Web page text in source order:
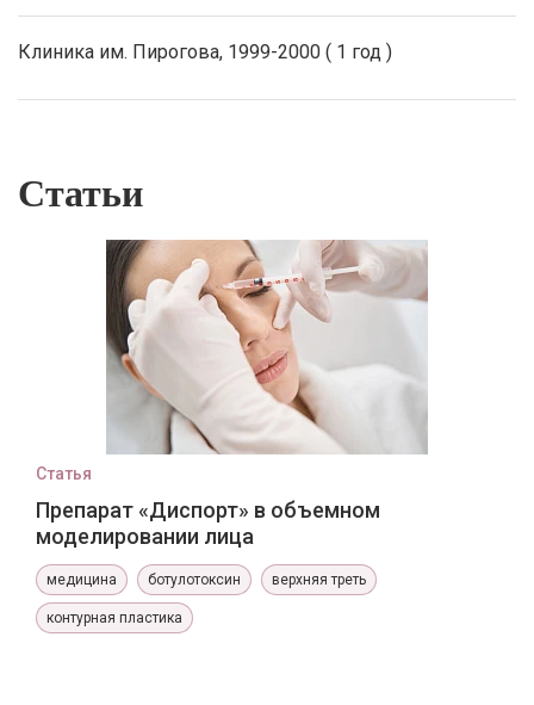
Клиника им. Пирогова, 1999-2000 ( 1 год )
Статьи
Статья
Препарат «Диспорт» в объемном
моделировании лица
медицина ботулотоксин верхняя треть
контурная пластика